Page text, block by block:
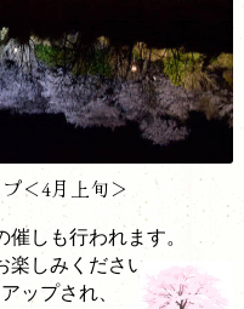
＜4月上旬＞
しも行われます。
しみください。
ップされ、